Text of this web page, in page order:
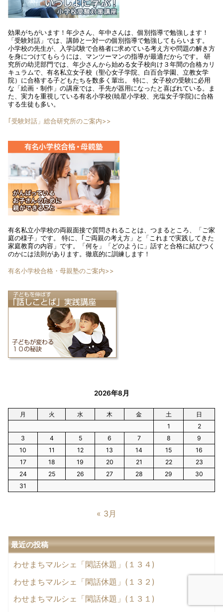
効果がちがいます！年少さん、年中さんは、個別指導で勉強します！
「受験対話」では、講師と一対一の個別指導で勉強してもらいます。
小学校の先生が、入学試験で合格者に求めている考え方や問題の解き方
を身につけてもらうには、マンツーマンの指導が最適だからです。 研
究所の幼児部門では、年少さんから始める女子校向け３年間の合格カリ
キュラムで、有名私立女子校（聖心女子学院、白百合学園、立教女学
院）に合格する子どもたちを数多く輩出。 特に、女子校の受験に必用
な「絵画・制作」の講座では、手先が器用になったと喜ばれている。ま
た、実力を重視している有名小学校(暁星小学校、光塩女子学院)に合格
する生徒も多い。
｢受験対話」総合研究所のご案内>>
有名私立小学校の両親面接で質問されることは、つまるところ、「ご家
庭の様子」です。 特に、｢ご両親の考え方」と「これまで実践してきた
家庭教育の内容」です。「何を」「どのように」話すと合格に結びつく
のかには法則があります。徹底的に訓練します！
有名小学校合格・母親塾のご案内>>
2026年8月
月 火 水 木 金 土
日
1
2
3
4 5 6 7 8
9
10
11 12 13 14 15
16
17
18 19 20 21 22
23
24
25 26 27 28 29
30
31
« 3月
最近の投稿
わせまちマルシェ「閑話休題」(１３４)
わせまちマルシェ「閑話休題」(１３２)
わせまちマルシェ「閑話休題」(１３１)